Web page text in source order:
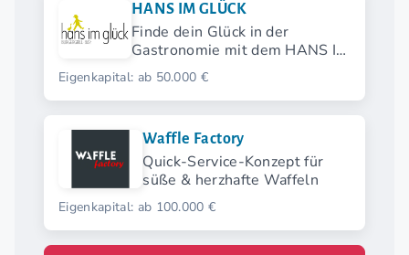
HANS IM GLÜCK
Finde dein Glück in der
Gastronomie mit dem HANS IM
GLÜCK Franchise.
Eigenkapital: ab 50.000 €
Waffle Factory
Quick-Service-Konzept für
süße & herzhafte Waffeln
Eigenkapital: ab 100.000 €